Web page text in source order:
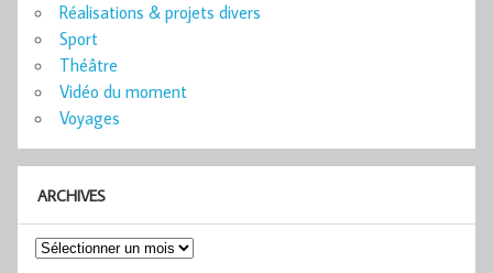
Réalisations & projets divers
Sport
Théâtre
Vidéo du moment
Voyages
ARCHIVES
Archives